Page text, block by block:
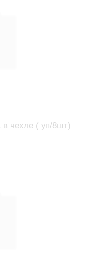
чехле ( уп/8шт)